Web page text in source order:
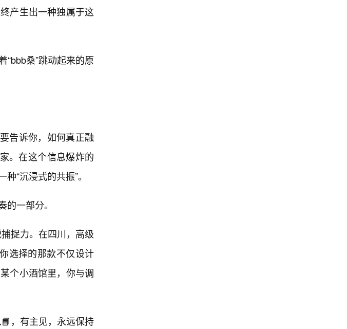
产生出一种独属于这
桑”跳动起来的原
告诉你，如何真正融
。在这个信息爆炸的
“沉浸式的共振”。
一部分。
捉力。在四川，高级
选择的那款不仅设计
个小酒馆里，你与调
，有主见，永远保持